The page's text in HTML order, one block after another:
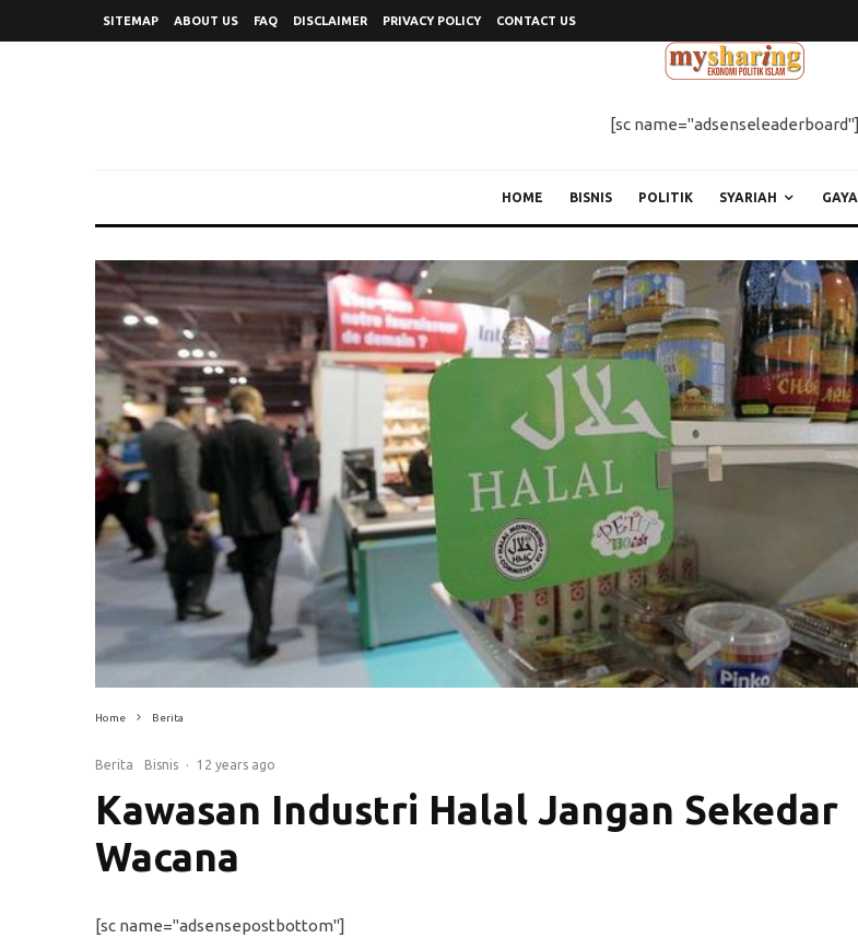
SITEMAP ABOUT US FAQ DISCLAIMER PRIVACY POLICY CONTACT US
[sc name="adsenseleaderboard"]
HOME BISNIS POLITIK SYARIAH GAYA
Home Berita
Berita Bisnis · 12 years ago
Kawasan Industri Halal Jangan Sekedar
Wacana
[sc name="adsensepostbottom"]